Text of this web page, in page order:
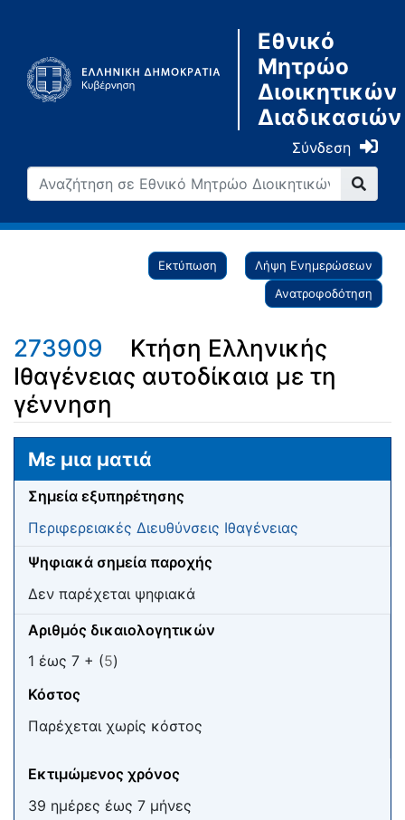
Εθνικό
Μητρώο
Διοικητικών
Διαδικασιών
Σύνδεση
Εκτύπωση
Λήψη Ενημερώσεων
Ανατροφοδότηση
273909
Κτήση Ελληνικής
Ιθαγένειας αυτοδίκαια με τη
γέννηση
Μετάβαση σε: πλοήγηση
Με μια ματιά
Σημεία εξυπηρέτησης
Περιφερειακές Διευθύνσεις Ιθαγένειας
Ψηφιακά σημεία παροχής
Δεν παρέχεται ψηφιακά
Αριθμός δικαιολογητικών
1 έως 7 + (5)
Κόστος
Παρέχεται χωρίς κόστος
Εκτιμώμενος χρόνος
39 ημέρες έως 7 μήνες